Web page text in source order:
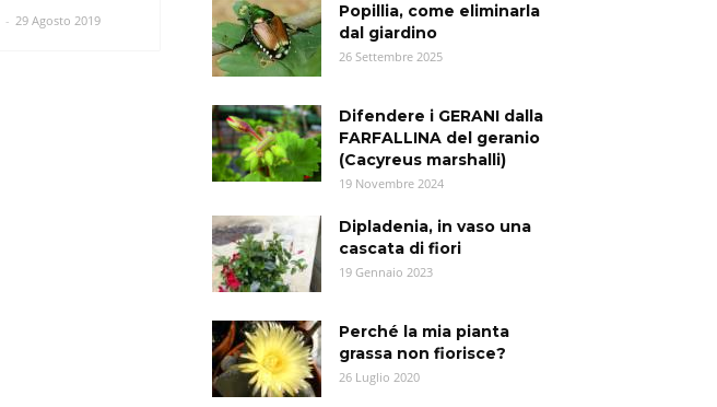
- 29 Agosto 2019
Popillia, come eliminarla
dal giardino
26 Settembre 2025
Difendere i GERANI dalla
FARFALLINA del geranio
(Cacyreus marshalli)
19 Novembre 2024
Dipladenia, in vaso una
cascata di fiori
19 Gennaio 2023
Perché la mia pianta
grassa non fiorisce?
26 Luglio 2020